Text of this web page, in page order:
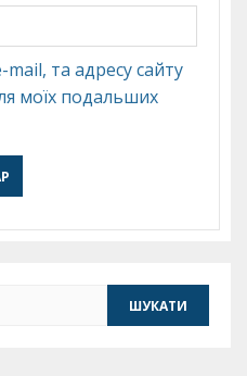
та адресу сайту
моїх подальших